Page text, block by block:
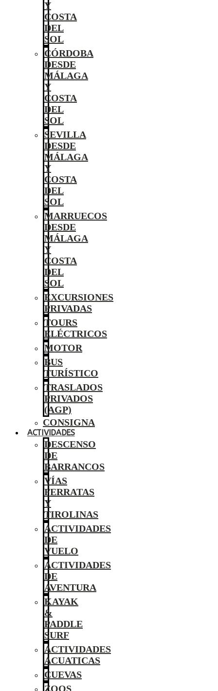
Y
COSTA
DEL
SOL
CÓRDOBA
DESDE
MÁLAGA
Y
COSTA
DEL
SOL
SEVILLA
DESDE
MÁLAGA
Y
COSTA
DEL
SOL
MARRUECOS
DESDE
MÁLAGA
Y
COSTA
DEL
SOL
EXCURSIONES
PRIVADAS
TOURS
ELÉCTRICOS
MOTOR
BUS
TURÍSTICO
TRASLADOS
PRIVADOS
(AGP)
CONSIGNA
ACTIVIDADES
DESCENSO
DE
BARRANCOS
VÍAS
FERRATAS
Y
TIROLINAS
ACTIVIDADES
DE
VUELO
ACTIVIDADES
DE
AVENTURA
KAYAK
&
PADDLE
SURF
ACTIVIDADES
ACUATICAS
CUEVAS
ZOOS